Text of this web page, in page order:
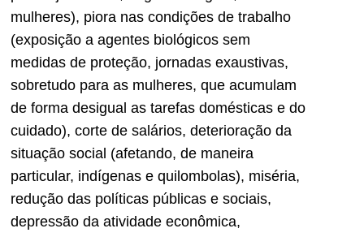
mulheres), piora nas condições de trabalho
(exposição a agentes biológicos sem
medidas de proteção, jornadas exaustivas,
sobretudo para as mulheres, que acumulam
de forma desigual as tarefas domésticas e do
cuidado), corte de salários, deterioração da
situação social (afetando, de maneira
particular, indígenas e quilombolas), miséria,
redução das políticas públicas e sociais,
depressão da atividade econômica,